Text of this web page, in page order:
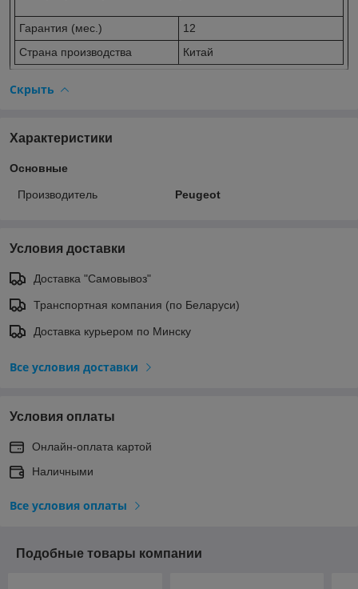
Гарантия (мес.)
12
Страна производства
Китай
Скрыть
Характеристики
Основные
Производитель Peugeot
Условия доставки
Доставка "Самовывоз"
Транспортная компания (по Беларуси)
Доставка курьером по Минску
Все условия доставки
Условия оплаты
Онлайн-оплата картой
Наличными
Все условия оплаты
Подобные товары компании